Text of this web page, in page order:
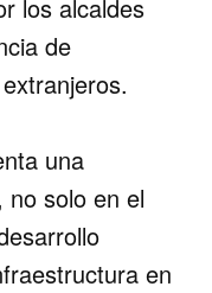
los alcaldes
de
una
no solo en el
en